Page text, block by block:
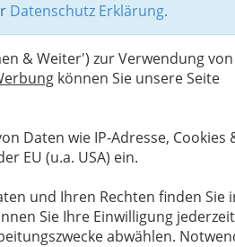
Datenschutz Erklärung.
& Weiter') zur Verwendung von
können Sie unsere Seite
Daten wie IP-Adresse, Cookies
EU (u.a. USA) ein.
und Ihren Rechten finden Sie
Sie Ihre Einwilligung jederzeit
abwählen.
1